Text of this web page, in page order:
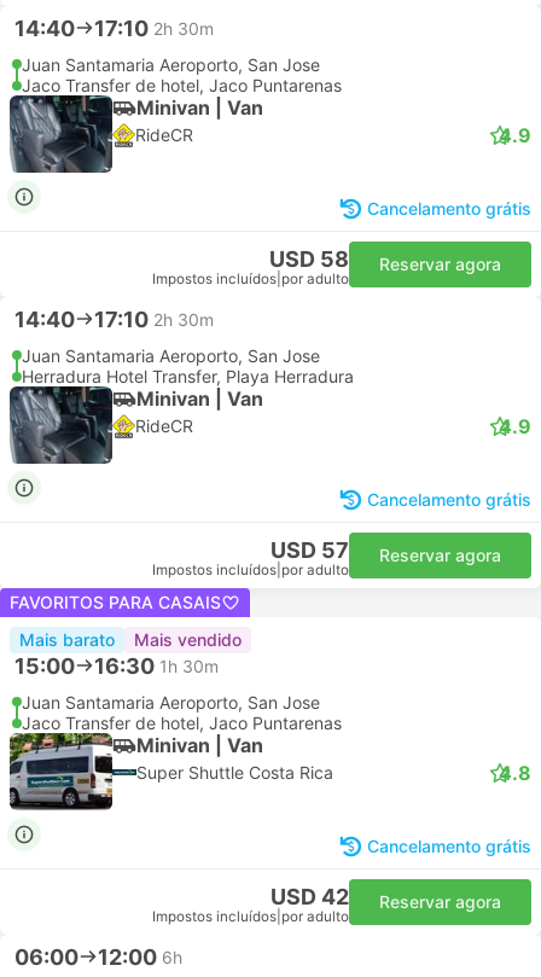
14:40 17:10 2h 30m
Juan Santamaria Aeroporto, San Jose
Jaco Transfer de hotel, Jaco Puntarenas
Minivan | Van
RideCR 4.9
Cancelamento grátis
USD 58
Impostos incluídos por adulto
Reservar agora
14:40 17:10 2h 30m
Juan Santamaria Aeroporto, San Jose
Herradura Hotel Transfer, Playa Herradura
Minivan | Van
RideCR 4.9
Cancelamento grátis
USD 57
Impostos incluídos por adulto
Reservar agora
FAVORITOS PARA CASAIS
Mais barato
Mais vendido
15:00 16:30 1h 30m
Juan Santamaria Aeroporto, San Jose
Jaco Transfer de hotel, Jaco Puntarenas
Minivan | Van
Super Shuttle Costa Rica 4.8
Cancelamento grátis
USD 42
Impostos incluídos por adulto
Reservar agora
06:00 12:00 6h